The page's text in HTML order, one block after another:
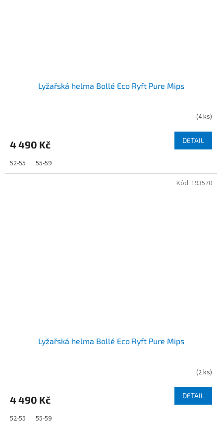
Lyžařská helma Bollé Eco Ryft Pure Mips
(4 ks)
4 490 Kč DETAIL
52-55 55-59
Lyžařská helma Bollé Eco Ryft Pure Mips
(2 ks)
4 490 Kč DETAIL
52-55 55-59
Kód: 193570